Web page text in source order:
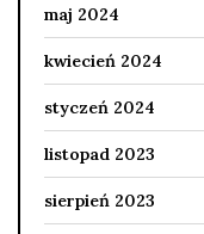
maj 2024
kwiecień 2024
styczeń 2024
listopad 2023
sierpień 2023